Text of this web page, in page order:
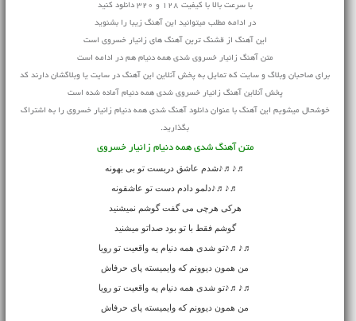
با سرعت بالا با کیفیت 128 و 320 دانلود کنید
در ادامه مطلب میتوانید این آهنگ زیبا را بشنوید
این آهنگ از قشنگ ترین آهنگ های زانیار خسروی است
متن آهنگ زانیار خسروی شدی همه دنیام هم در ادامه است
برای صاحبان وبلاگ و سایت که تمایل به پخش آنلاین این آهنگ در سایت یا وبلاگشان دارند کد
پخش آنلاین آهنگ زانیار خسروی شدی همه دنیام آماده شده است
خوشحال میشویم این آهنگ با عنوان دانلود آهنگ شدی همه دنیام زانیار خسروی را به اشتراک
بگذارید.
متن آهنگ شدی همه دنیام زانیار خسروی
♬♪♬♪شدم عاشق دربست تو بی بهونه
♬♪♬♪دلمو دادم دست تو عاشقونه
هرکی هرچی می گفت گوشم نمیشنید
گوشم فقط با تو بود صداتو میشنید
♬♪♬♪تو شدی همه دنیام یه واقعیت تو رویا
من همون دیوونم که وایمیسته پای حرفاش
♬♪♬♪تو شدی همه دنیام یه واقعیت تو رویا
من همون دیوونم که وایمیسته پای حرفاش